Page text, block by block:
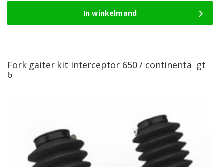
In winkelmand
Fork gaiter kit interceptor 650 / continental gt
6